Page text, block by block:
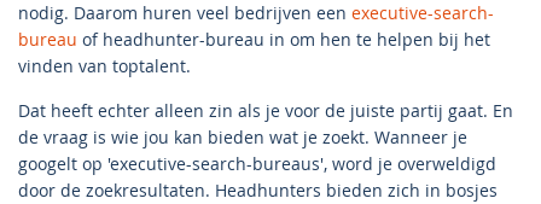
nodig. Daarom huren veel bedrijven een executive-search-
bureau of headhunter-bureau in om hen te helpen bij het
vinden van toptalent.
Dat heeft echter alleen zin als je voor de juiste partij gaat. En
de vraag is wie jou kan bieden wat je zoekt. Wanneer je
googelt op 'executive-search-bureaus', word je overweldigd
door de zoekresultaten. Headhunters bieden zich in bosjes